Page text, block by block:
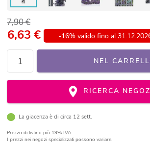
7,90 €
6,63 € -16% valido fino al
NEL
RICERCA
La giacenza è di circa 12 sett.
Prezzo di listino più 19% IVA
I prezzi nei negozi specializzati possono variare.